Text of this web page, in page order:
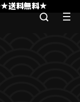
★送料無料★